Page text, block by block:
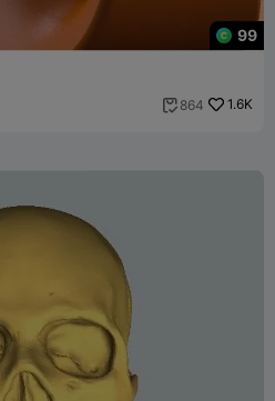
99
 864 1.6K